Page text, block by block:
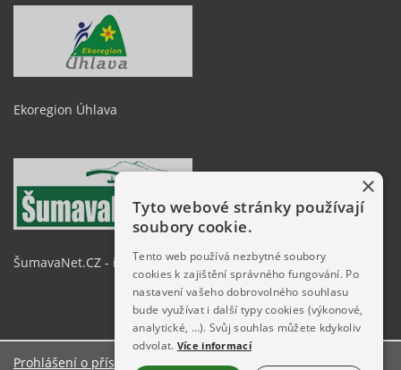
Ekoregion Úhlava
ŠumavaNet.CZ - informace o regionu
Prohlášení o přístupnosti O stránkách
×
Tyto webové stránky používají
soubory cookie.
Tento web používá nezbytné soubory
cookies k zajištění správného fungování. Po
nastavení vašeho dobrovolného souhlasu
bude využívat i další typy cookies (výkonové,
analytické, …). Svůj souhlas můžete kdykoliv
odvolat. Více informací